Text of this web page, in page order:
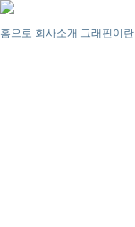
홈으로 회사소개 그래핀이란